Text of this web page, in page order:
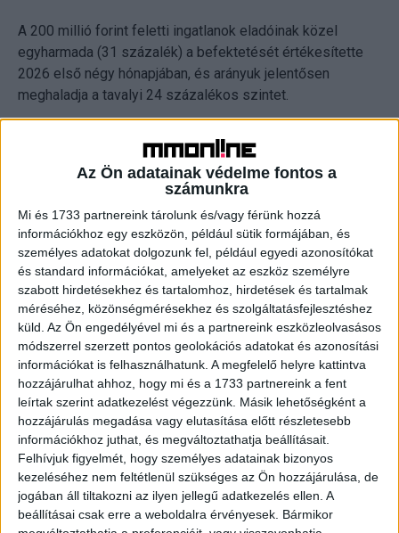
Az Ön adatainak védelme fontos a
számunkra
Mi és 1733 partnereink tárolunk és/vagy férünk hozzá
információkhoz egy eszközön, például sütik formájában, és
személyes adatokat dolgozunk fel, például egyedi azonosítókat
és standard információkat, amelyeket az eszköz személyre
szabott hirdetésekhez és tartalomhoz, hirdetések és tartalmak
méréséhez, közönségmérésekhez és szolgáltatásfejlesztéshez
küld. Az Ön engedélyével mi és a partnereink eszközleolvasásos
módszerrel szerzett pontos geolokációs adatokat és azonosítási
információkat is felhasználhatunk. A megfelelő helyre kattintva
hozzájárulhat ahhoz, hogy mi és a 1733 partnereink a fent
leírtak szerint adatkezelést végezzünk. Másik lehetőségként a
hozzájárulás megadása vagy elutasítása előtt részletesebb
információkhoz juthat, és megváltoztathatja beállításait.
Felhívjuk figyelmét, hogy személyes adatainak bizonyos
kezeléséhez nem feltétlenül szükséges az Ön hozzájárulása, de
jogában áll tiltakozni az ilyen jellegű adatkezelés ellen. A
beállításai csak erre a weboldalra érvényesek. Bármikor
A 200 millió forint feletti ingatlanok eladóinak közel
egyharmada (31 százalék) a befektetését értékesítette
2026 első négy hónapjában, és arányuk jelentősen
meghaladja a tavalyi 24 százalékos szintet.
„Sok lakásbefektető döntött úgy, hogy eladja ingatlanját.
Korábban a gyenge forint és a bizonytalan megtakarítási
lehetőségek miatt sokan vásároltak lakást
az ingatlanárak meredeken emelkedtek. Emiatt sok
befektető most realizálhatja a nyereségét” – mondta
Szabó Alexandra, a Duna House PRIME ingatlan
specialistája.
Ez a trend a felsőbb ársávban is tetten érhető. A 2026
első négy hónapjának a nagyobb értékű, 350 millió forint
feletti tranzakcióinak többségében befektetését
értékesítő tulajdonos állt az eladói oldalon, és a vevők is
jellemzően vállalkozók voltak.
A vállalkozói vevők motivációi szempontjából vegyes a
kép. Közülük a legtöbben nagyobba költözés miatt
vásároltak, ám csaknem ugyanennyien tisztán befektetési
céllal léptek a piacra. A vállalkozói réteg tehát egyszerre